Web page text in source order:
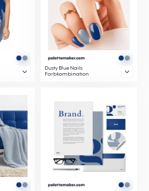
Dusty Blue Nails
Farbkombination